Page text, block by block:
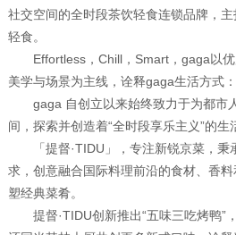
社交空间的全时段茶饮轻食连锁品牌，
轻食。
Effortless，Chill，Smart，gaga以优
美学与场景为主线，诠释gaga生活方式
gaga 自创立以来始终致力于为都市
间，探索并创造着“全时段享乐主义”的生
「提督·TIDU」，专注新锐京菜，秉
求，创意融合国际料理前沿的食材、香
塑经典菜肴。
提督·TIDU创新推出“五味三吃烤鸭”